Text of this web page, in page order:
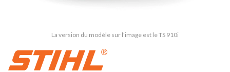
La version du modèle sur l'image est le TS 910i